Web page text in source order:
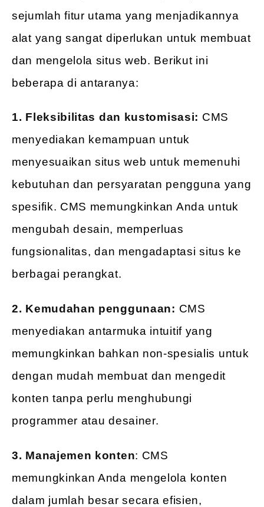
sejumlah fitur utama yang menjadikannya
alat yang sangat diperlukan untuk membuat
dan mengelola situs web. Berikut ini
beberapa di antaranya:
1. Fleksibilitas dan kustomisasi: CMS
menyediakan kemampuan untuk
menyesuaikan situs web untuk memenuhi
kebutuhan dan persyaratan pengguna yang
spesifik. CMS memungkinkan Anda untuk
mengubah desain, memperluas
fungsionalitas, dan mengadaptasi situs ke
berbagai perangkat.
2. Kemudahan penggunaan: CMS
menyediakan antarmuka intuitif yang
memungkinkan bahkan non-spesialis untuk
dengan mudah membuat dan mengedit
konten tanpa perlu menghubungi
programmer atau desainer.
3. Manajemen konten: CMS
memungkinkan Anda mengelola konten
dalam jumlah besar secara efisien,